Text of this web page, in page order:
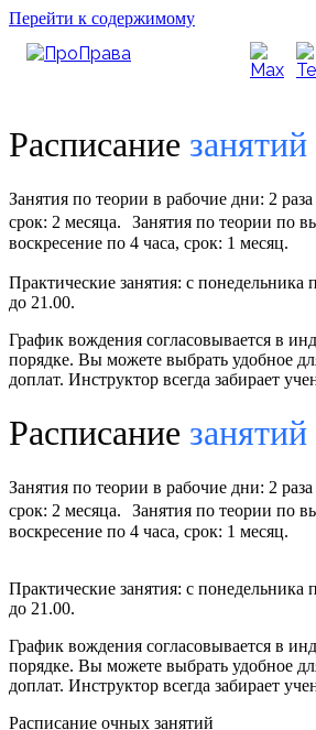
Перейти к содержимому
Наши филиалы в Москве
Сб–Вс 11:00–18:00
Записаться на
Расписание занятий
Занятия по теории в рабочие дни: 2
срок: 2 месяца. Занятия по теории по
воскресение по 4 часа, срок: 1 месяц.
Практические занятия: с понедельника
до 21.00.
График вождения согласовывается в
порядке. Вы можете выбрать удобное
доплат. Инструктор всегда забирает
Расписание занятий
Занятия по теории в рабочие дни: 2
срок: 2 месяца. Занятия по теории по
воскресение по 4 часа, срок: 1 месяц.
Практические занятия: с понедельника
до 21.00.
График вождения согласовывается в
порядке. Вы можете выбрать удобное
доплат. Инструктор всегда забирает
Расписание очных занятий